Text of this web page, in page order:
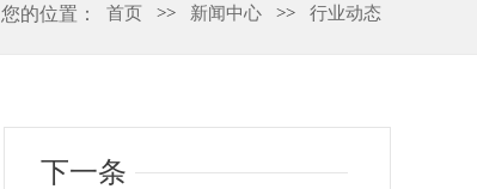
您的位置： 首页 >> 新闻中心 >> 行业动态
下一条